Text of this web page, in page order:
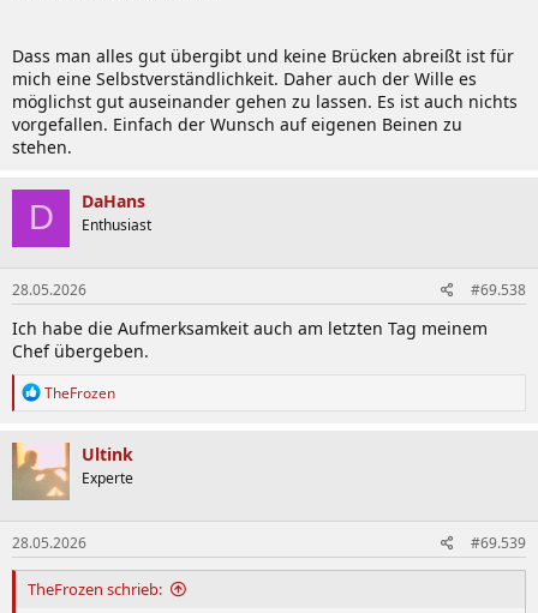
Dass man alles gut übergibt und keine Brücken abreißt ist für
mich eine Selbstverständlichkeit. Daher auch der Wille es
möglichst gut auseinander gehen zu lassen. Es ist auch nichts
vorgefallen. Einfach der Wunsch auf eigenen Beinen zu
stehen.
D DaHans
Enthusiast
28.05.2026 #69.538
Ich habe die Aufmerksamkeit auch am letzten Tag meinem
Chef übergeben.
R
t
i
o
n
e
n
:
TheFrozen
Ultink
Experte
28.05.2026 #69.539
TheFrozen schrieb: